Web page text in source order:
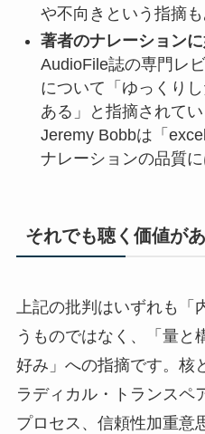
や不向きという指摘も
著者のナレーション
AudioFile誌の専門レ
について「ゆっくり
ある」と指摘されて
Jeremy Bobbは「
ナレーションの品質に
それでも聴く価値が
上記の批判はいずれも「
うものではなく、「量と
好み」への指摘です。
ラディカル・トランスペ
プロセス、信頼性加重